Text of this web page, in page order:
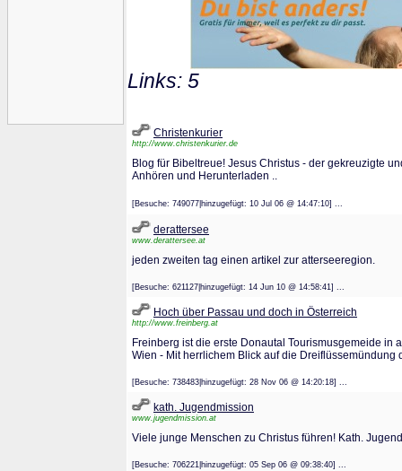
Links: 5
Christenkurier
http://www.christenkurier.de
Blog für Bibeltreue! Jesus Christus - der gekreuzigte
Anhören und Herunterladen ..
[Besuche: 749077|hinzugefügt: 10 Jul 06 @ 14:47:10] ...
derattersee
www.derattersee.at
jeden zweiten tag einen artikel zur atterseeregion.
[Besuche: 621127|hinzugefügt: 14 Jun 10 @ 14:58:41] ...
Hoch über Passau und doch in Österreich
http://www.freinberg.at
Freinberg ist die erste Donautal Tourismusgemeide
Wien - Mit herrlichem Blick auf die Dreiflüssemündung
[Besuche: 738483|hinzugefügt: 28 Nov 06 @ 14:20:18] ...
kath. Jugendmission
www.jugendmission.at
Viele junge Menschen zu Christus führen! Kath.
[Besuche: 706221|hinzugefügt: 05 Sep 06 @ 09:38:40] ...